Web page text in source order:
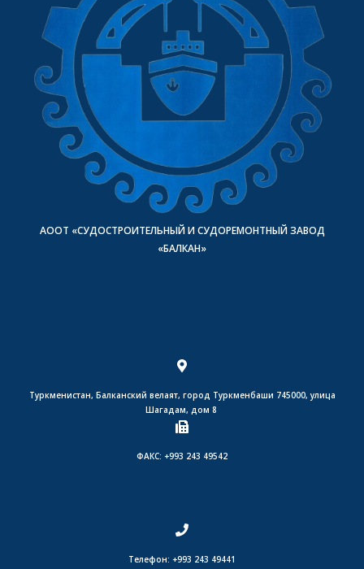
АООТ «СУДОСТРОИТЕЛЬНЫЙ И СУДОРЕМОНТНЫЙ ЗАВОД
«БАЛКАН»
Туркменистан, Балканский велаят, город Туркменбаши 745000, улица
Шагадам, дом 8
ФАКС: +993 243 49542
Телефон: +993 243 49441